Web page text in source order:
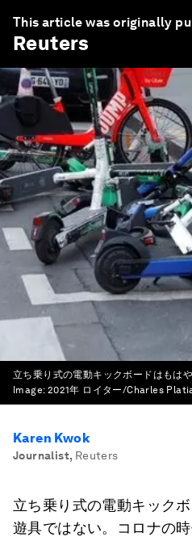
This article was originally
Reuters
立ち乗り式の電動キックボードはもは
Image: 2021年 ロイター/Charles
Karen Kwok
Journalist, Reuters
立ち乗り式の電動キック
遊具ではない。コロナの